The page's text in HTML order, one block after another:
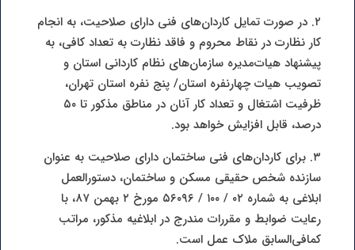
۲. در صورت تمایل کاردان‌های فنی دارای صلاحیت، به انجام
کار نظارت در نقاط محروم و فاقد نظارت به تعداد کافی، به
پیشنهاد هیات‌مدیره سازمان‌های نظام کاردانی استان و
تصویب هیات چهارنفره استان/ پنج نفره استان تهران،
ظرفیت اشتغال و تعداد کار آنان در مناطق مذکور تا ۵۰
درصد، قابل افزایش خواهد بود.
۳. برای کاردان‌های فنی ساختمان دارای صلاحیت به عنوان
سازنده شخص حقیقی مسکن و ساختمان، دستورالعمل
ابلاغی به شماره ۰۲ / ۱۰۰ / ۵۶۰۹۶ مورخ ۲ بهمن ۸۷، با
رعایت ضوابط و مقررات مندرج در ابلاغیه مذکور، مراتب
کمافی‌السابق ملاک عمل است.